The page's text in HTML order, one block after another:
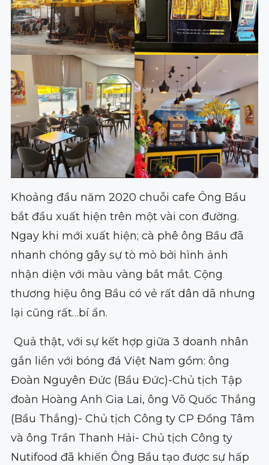
Khoảng đầu năm 2020 chuỗi cafe Ông Bầu
bắt đầu xuất hiện trên một vài con đường.
Ngay khi mới xuất hiện; cà phê ông Bầu đã
nhanh chóng gây sự tò mò bởi hình ảnh
nhận diện với màu vàng bắt mắt. Cộng
thương hiệu ông Bầu có vẻ rất dân dã nhưng
lại cũng rất…bí ẩn.
Quả thật, với sự kết hợp giữa 3 doanh nhân
gắn liền với bóng đá Việt Nam gồm: ông
Đoàn Nguyên Đức (Bầu Đức)-Chủ tịch Tập
đoàn Hoàng Anh Gia Lai, ông Võ Quốc Thắng
(Bầu Thắng)- Chủ tịch Công ty CP Đồng Tâm
và ông Trần Thanh Hải- Chủ tịch Công ty
Nutifood đã khiến Ông Bầu tạo được sự hấp